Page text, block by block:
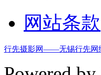
网站条款
行先摄影网——无锡行先网